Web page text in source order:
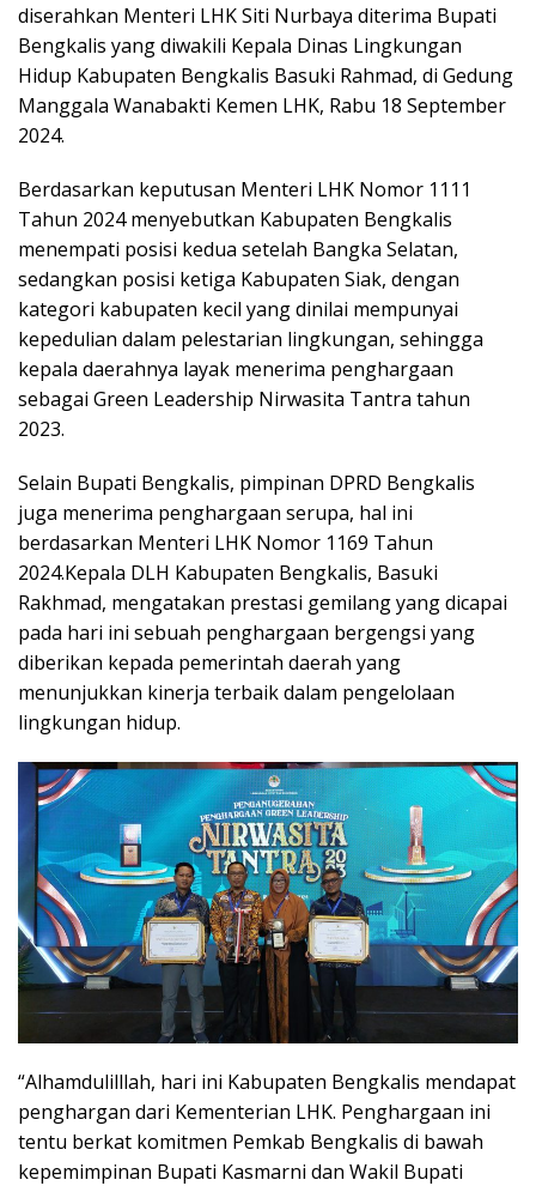
diserahkan Menteri LHK Siti Nurbaya diterima Bupati
Bengkalis yang diwakili Kepala Dinas Lingkungan
Hidup Kabupaten Bengkalis Basuki Rahmad, di Gedung
Manggala Wanabakti Kemen LHK, Rabu 18 September
2024.
Berdasarkan keputusan Menteri LHK Nomor 1111
Tahun 2024 menyebutkan Kabupaten Bengkalis
menempati posisi kedua setelah Bangka Selatan,
sedangkan posisi ketiga Kabupaten Siak, dengan
kategori kabupaten kecil yang dinilai mempunyai
kepedulian dalam pelestarian lingkungan, sehingga
kepala daerahnya layak menerima penghargaan
sebagai Green Leadership Nirwasita Tantra tahun
2023.
Selain Bupati Bengkalis, pimpinan DPRD Bengkalis
juga menerima penghargaan serupa, hal ini
berdasarkan Menteri LHK Nomor 1169 Tahun
2024.Kepala DLH Kabupaten Bengkalis, Basuki
Rakhmad, mengatakan prestasi gemilang yang dicapai
pada hari ini sebuah penghargaan bergengsi yang
diberikan kepada pemerintah daerah yang
menunjukkan kinerja terbaik dalam pengelolaan
lingkungan hidup.
“Alhamdulilllah, hari ini Kabupaten Bengkalis mendapat
penghargan dari Kementerian LHK. Penghargaan ini
tentu berkat komitmen Pemkab Bengkalis di bawah
kepemimpinan Bupati Kasmarni dan Wakil Bupati